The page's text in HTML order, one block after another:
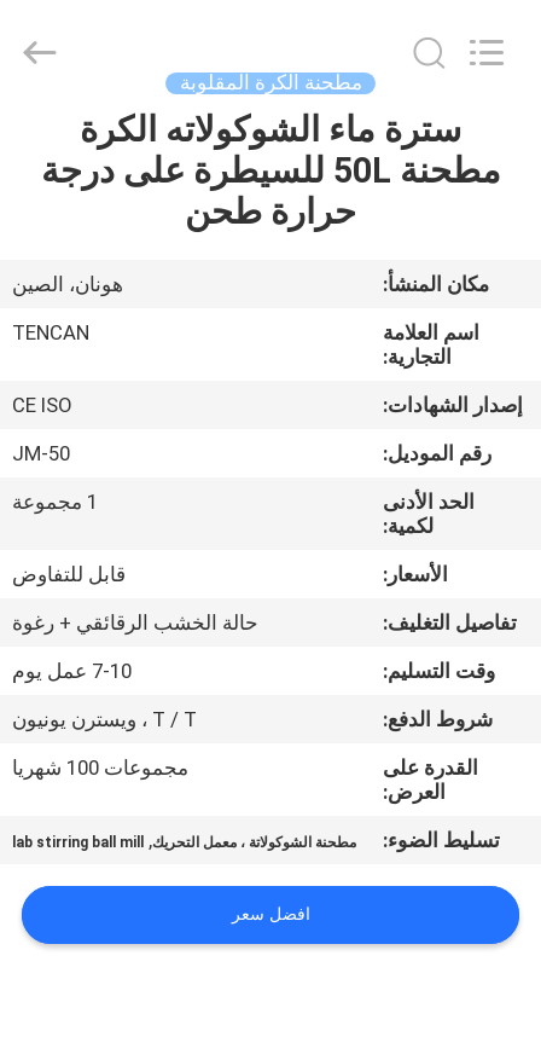
منزل،
بيت
معلومات
جولة
مراقبة
الجودة
اتصل
أخبار
BLOG
Technology
مطحنة الكرة المقلوبة
سترة ماء الشوكولاته الكرة
مطحنة 50L للسيطرة على درجة
حرارة طحن
مكان المنشأ:
هونان، الصين
اسم العلامة
التجارية:
TENCAN
إصدار الشهادات:
CE ISO
رقم الموديل:
JM-50
الحد الأدنى
لكمية:
1 مجموعة
الأسعار:
قابل للتفاوض
تفاصيل التغليف:
حالة الخشب الرقائقي + رغوة
وقت التسليم:
7-10 عمل يوم
شروط الدفع:
T / T ، ويسترن يونيون
القدرة على
العرض:
مجموعات 100 شهريا
تسليط الضوء: مطحنة الشوكولاتة ، معمل التحريك,
lab stirring ball mill
افضل سعر